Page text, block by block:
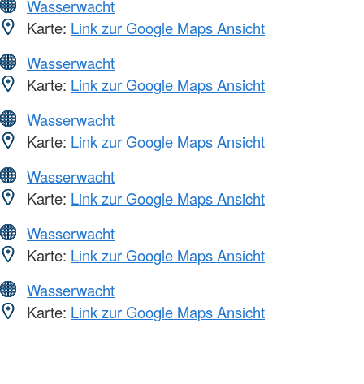
Wasserwacht
Karte: Link zur Google Maps Ansicht
Wasserwacht
Karte: Link zur Google Maps Ansicht
Wasserwacht
Karte: Link zur Google Maps Ansicht
Wasserwacht
Karte: Link zur Google Maps Ansicht
Wasserwacht
Karte: Link zur Google Maps Ansicht
Wasserwacht
Karte: Link zur Google Maps Ansicht